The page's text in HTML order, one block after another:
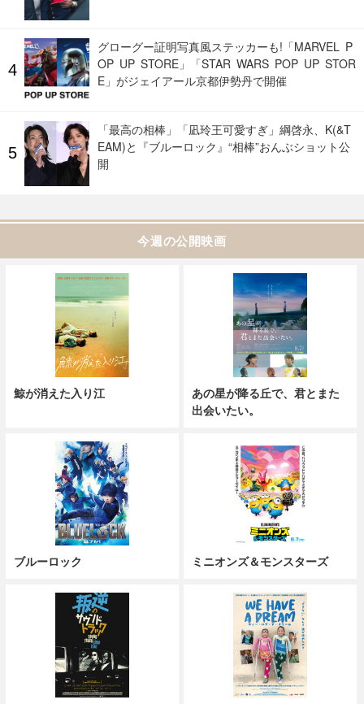
グローグー証明写真風ステッカーも!「MARVEL P
OP UP STORE」「STAR WARS POP UP STOR
E」がジェイアール京都伊勢丹で開催
「最高の相棒」「凪玲王可愛すぎ」綱啓永、K(&T
EAM)と『ブルーロック』“相棒”おんぶショット公
開
今週の公開映画
鯨が消えた入り江
あの星が降る丘で、君とまた
出会いたい。
ブルーロック ミニオンズ＆モンスターズ